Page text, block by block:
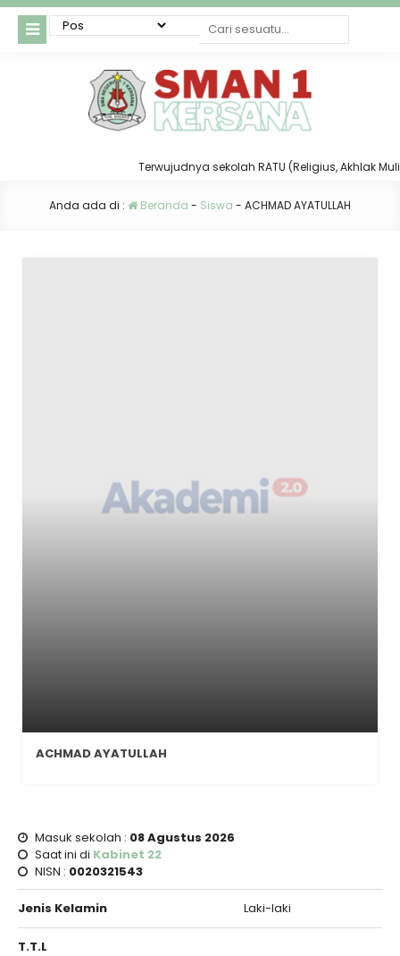
Terwujudnya sekolah RATU (Religius, Akhlak
Anda ada di : Beranda - Siswa - ACHMAD AYATULLAH
ACHMAD AYATULLAH
Masuk sekolah : 08 Agustus 2026
Saat ini di Kabinet 22
NISN : 0020321543
Jenis Kelamin Laki-laki
T.T.L